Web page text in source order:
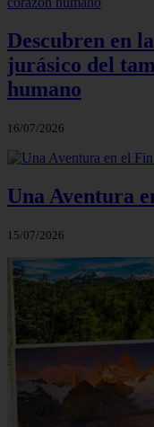
Descubren en
jurásico del
humano
16/07/2026
Una Aventura
15/07/2026